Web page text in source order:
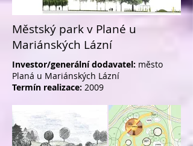
Městský park v Plané u
Mariánských Lázní
Investor/generální dodavatel: město
Planá u Mariánských Lázní
Termín realizace: 2009